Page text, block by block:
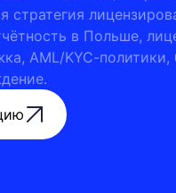
стратегия
в Польше,
AML/KYC-политики,